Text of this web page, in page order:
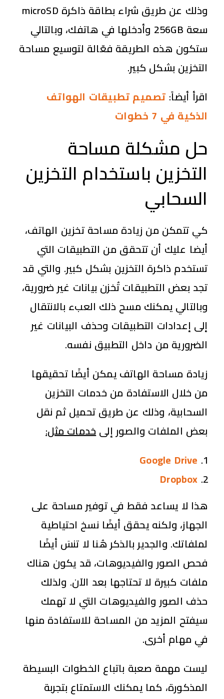
وذلك عن طريق شراء بطاقة ذاكرة microSD
سعة 256GB وأدخلها في هاتفك، وبالتالي
ستكون هذه الطريقة فعّالة لتوسيع مساحة
التخزين بشكل كبير.
اقرأ أيضاً: تصميم تطبيقات الهواتف
الذكية في 7 خطوات
حل مشكلة مساحة
التخزين باستخدام التخزين
السحابي
كي تتمكن من زيادة مساحة تخزين الهاتف،
أيضا عليك أن تتحقق من التطبيقات التي
تستخدم ذاكرة التخزين بشكل كبير. والتي قد
تجد بعض التطبيقات تُخزن بيانات غير ضرورية،
وبالتالي يمكنك مسح ذلك العبء بالانتقال
إلى إعدادات التطبيقات وحذف البيانات غير
الضرورية من داخل التطبيق نفسه.
زيادة مساحة الهاتف يمكن أيضًا تحقيقها
من خلال الاستفادة من خدمات التخزين
السحابية، وذلك عن طريق تحميل ثم نقل
بعض الملفات والصور إلىخدمات مثل:
Google Drive
Dropbox
هذا لا يساعد فقط في توفير مساحة على
الجهاز، ولكنه يحقق أيضًا نسخ احتياطية
لملفاتك. والجدير بالذكر هُنا لا تنسَ أيضًا
فحص الصور والفيديوهات، قد يكون هناك
ملفات كبيرة لا تحتاجها بعد الآن. ولذلك
حذف الصور والفيديوهات التي لا تهمك
سيفتح المزيد من المساحة للاستفادة منها
في مهام أخرى.
ليست مهمة صعبة باتباع الخطوات البسيطة
المذكورة، كما يمكنك الاستمتاع بتجربة